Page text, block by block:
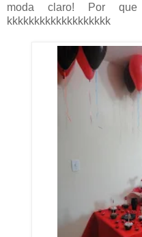
moda claro! Por
kkkkkkkkkkkkkkkkkkk